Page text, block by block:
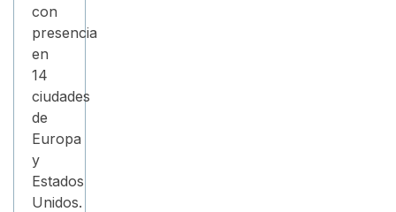
con
presencia
en
14
ciudades
de
Europa
y
Estados
Unidos.